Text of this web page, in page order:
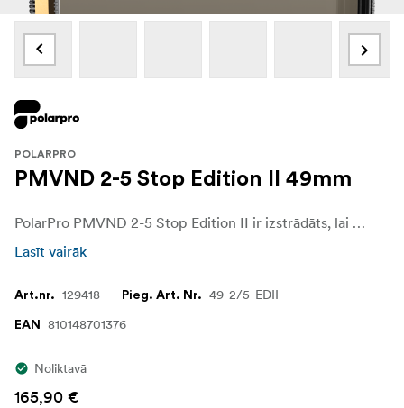
POLARPRO
PMVND 2-5 Stop Edition II 49mm
PolarPro PMVND 2-5 Stop Edition II ir izstrādāts, lai nodrošinātu fotogrāfiem un filmu veidotājiem nepārspējamu kontroli pār uzņemto kadru kvalitāti. Neatkarīgi no tā, vai strādājat spilgtos āra apstākļos vai eksperimentējat ar nelielu lauka dziļumu, šis filtrs nodrošina nepieciešamo elastību, lai sasniegtu profesionālas kvalitātes rezultātus. Ar vienkāršu pagriezienu varat bez piepūles pielāgot ekspozīciju, ļaujot jums koncentrēties uz savu radošo redzējumu, neuztraucoties par tehniskajām problēmām, kas saistītas ar gaismas maiņu.
Lasīt vairāk
Art.nr. 129418 Pieg. Art. Nr. 49-2/5-EDII
EAN 810148701376
Noliktavā
165,90 €